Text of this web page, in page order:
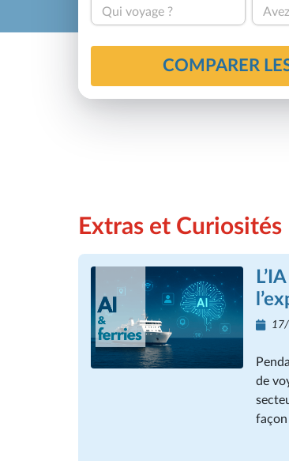
Qui voyage ?
COMPARER
Extras et Curiosités
de
façon